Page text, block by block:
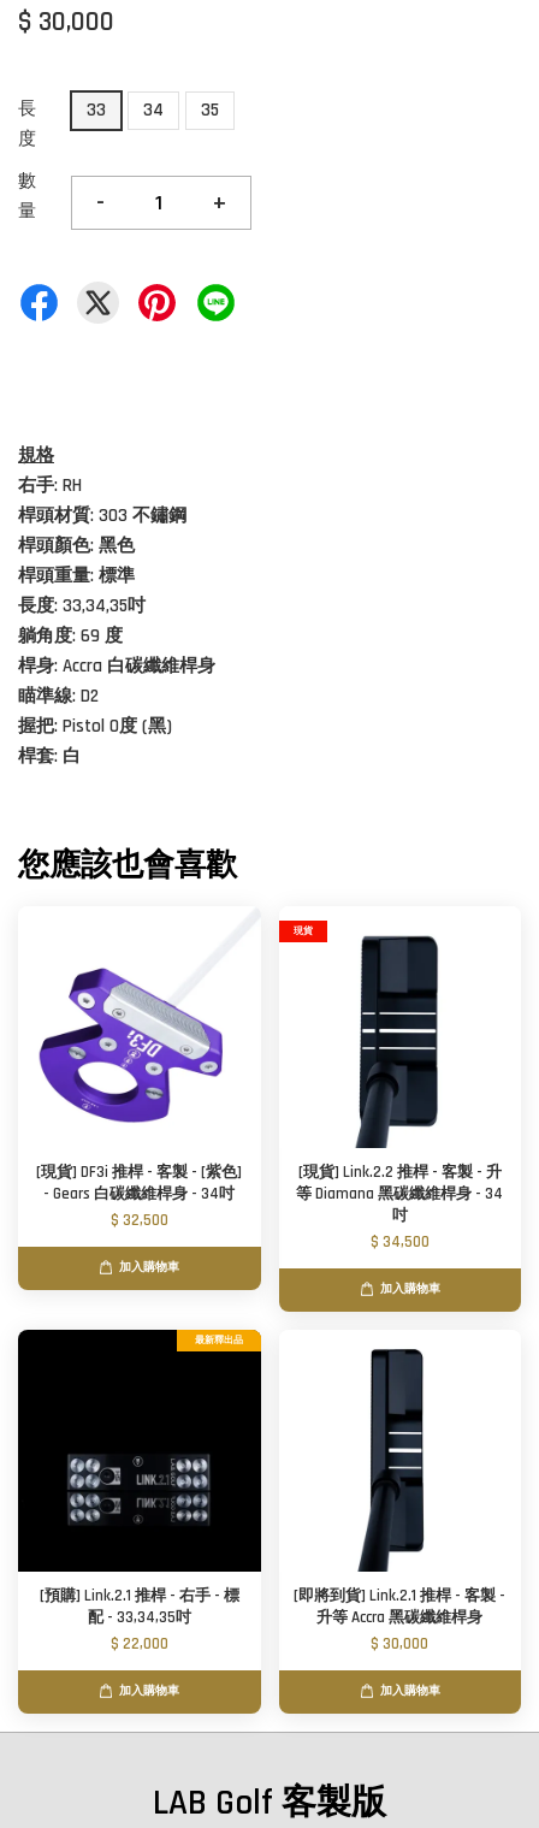
$ 30,000
長
度
33 34 35
數
量
- +
規格
右手: RH
桿頭材質: 303 不鏽鋼
桿頭顏色: 黑色
桿頭重量: 標準
長度: 33,34,35吋
躺角度: 69 度
桿身: Accra 白碳纖維桿身
瞄準線: D2
握把: Pistol 0度 (黑)
桿套: 白
您應該也會喜歡
[現貨] DF3i 推桿 - 客製 - [紫色]
- Gears 白碳纖維桿身 - 34吋
$ 32,500
加入購物車
現貨
[現貨] Link.2.2 推桿 - 客製 - 升
等 Diamana 黑碳纖維桿身 - 34
吋
$ 34,500
加入購物車
最新釋出品
[預購] Link.2.1 推桿 - 右手 - 標
配 - 33,34,35吋
$ 22,000
加入購物車
[即將到貨] Link.2.1 推桿 - 客製 -
升等 Accra 黑碳纖維桿身
$ 30,000
加入購物車
LAB Golf 客製版